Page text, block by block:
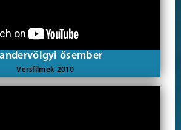
ősember
Versfilmek 2010